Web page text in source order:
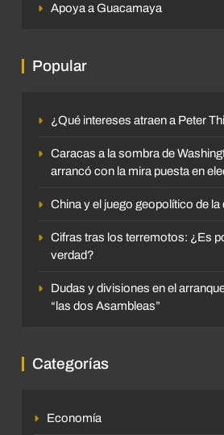
Apoya a Guacamaya
Popular
¿Qué intereses atraen a Peter
Caracas a la sombra de
arrancó con la mira puesta en
China y el juego geopolítico de la
Cifras tras los terremotos: ¿Es
verdad?
Dudas y divisiones en el
“las dos Asambleas”
Categorías
Economía